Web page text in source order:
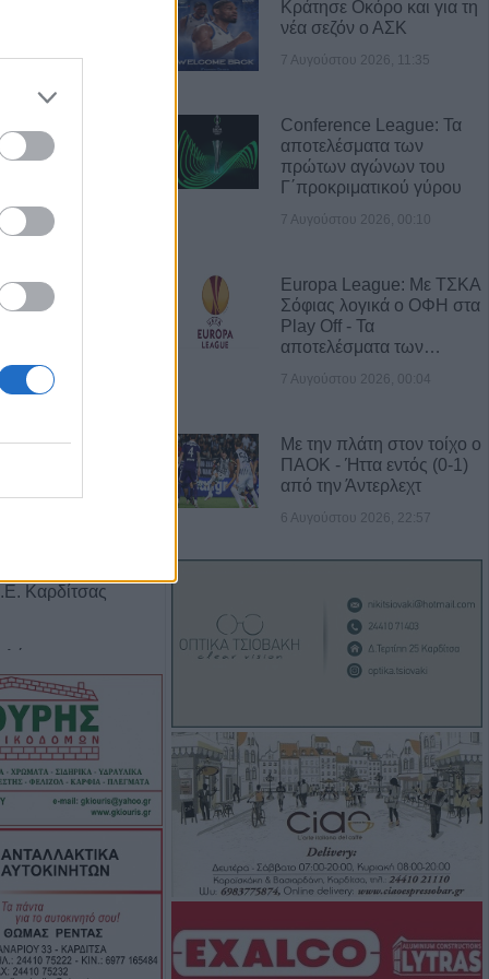
του Δήμου
η κηδεία
(10-
Καρδίτσας
τα
«χορηγίες» με
αγαθά"
άρπαξαν
ποσό από
(+Φώτο)
Κράτησε Οκόρο και για τη
νέα σεζόν ο ΑΣΚ
7 Αυγούστου 2026, 11:35
Conference League: Τα
αποτελέσματα των
πρώτων αγώνων του
Γ΄προκριματικού γύρου
7 Αυγούστου 2026, 00:10
Europa League: Με ΤΣΚΑ
Σόφιας λογικά ο ΟΦΗ στα
Play Off - Τα
αποτελέσματα των…
7 Αυγούστου 2026, 00:04
Με την πλάτη στον τοίχο ο
ΠΑΟΚ - Ήττα εντός (0-1)
από την Άντερλεχτ
6 Αυγούστου 2026, 22:57